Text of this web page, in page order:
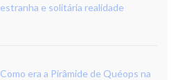
estranha e solitária realidade
Como era a Pirâmide de Quéops na